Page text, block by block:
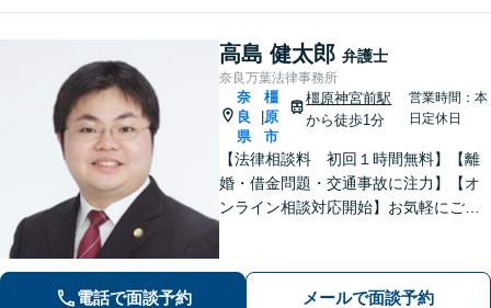
高島 健太郎 弁護士
奈良万葉法律事務所
奈
良
県
橿
原
市
橿原神宮前駅
から徒歩1分
営業時間：本
日定休日
【法律相談料 初回１時間無料】【離
婚・借金問題・交通事故に注力】【オ
ンライン相談対応開始】お気軽にご相
ます。【土日・夜間相談に対応】
電話で面談予約 メールで面談予約